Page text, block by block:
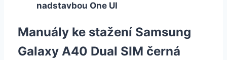
nadstavbou One UI
Manuály ke stažení Samsung
Galaxy A40 Dual SIM černá